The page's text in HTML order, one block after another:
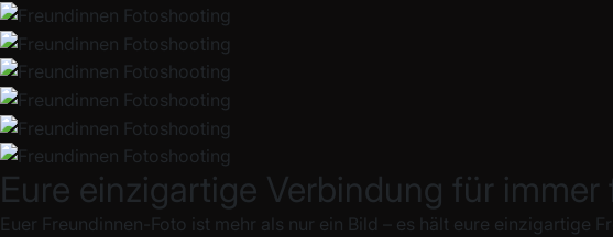
Eure einzigartige Verbindung für immer
Euer Freundinnen-Foto ist mehr als nur ein Bild – es hält eure einzigartige